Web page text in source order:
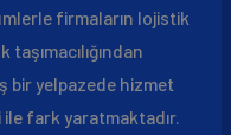
firmaların lojistik
bir yelpazede hizmet
fark yaratmaktadır.